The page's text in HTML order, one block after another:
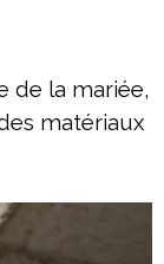
de la mariée,
matériaux